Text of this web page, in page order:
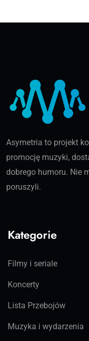
Asymetria to projekt
promocję muzyki,
dobrego humoru. Nie
poruszyli.
Kategorie
Filmy i seriale
Koncerty
Lista Przebojów
Muzyka i wydarzenia